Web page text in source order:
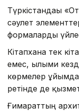
Түркістандағы
сәулет
формаларды
Кітапхана тек
емес, ғылыми
көрмелер
ретінде де
Ғимараттың